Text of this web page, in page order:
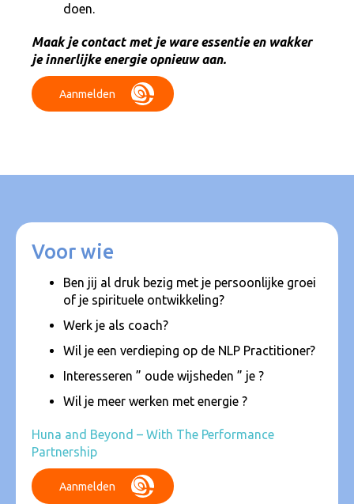
doen.
Maak je contact met je ware essentie en wakker
je innerlijke energie opnieuw aan.
Aanmelden
Voor wie
Ben jij al druk bezig met je persoonlijke groei
of je spirituele ontwikkeling?
Werk je als coach?
Wil je een verdieping op de NLP Practitioner?
Interesseren ” oude wijsheden ” je ?
Wil je meer werken met energie ?
Huna and Beyond – With The Performance
Partnership
Aanmelden